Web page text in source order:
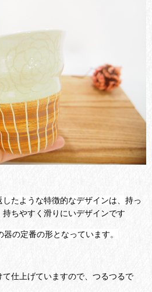
たような特徴的なデザインは、 持っ
ちやすく滑りにいデザインです
の定番の形となっています。
仕上げていますので、つるつるで